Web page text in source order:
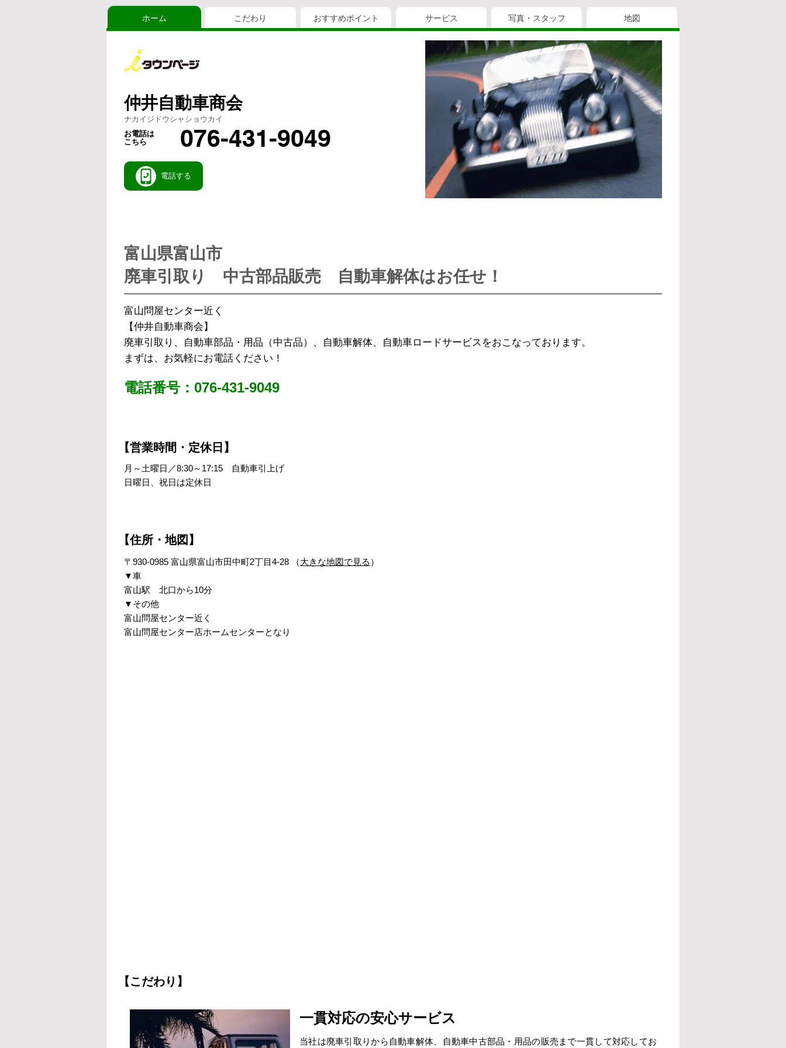
ホーム こだわり おすすめポイント サービス 写真・スタッフ 地図
仲井自動車商会
ナカイジドウシャショウカイ
お電話は
こちら
076-431-9049
電話する
富山県富山市
廃車引取り 中古部品販売 自動車解体はお任せ！
富山問屋センター近く
【仲井自動車商会】
廃車引取り、自動車部品・用品（中古品）、自動車解体、自動車ロードサービスをおこなっております。
まずは、お気軽にお電話ください！
電話番号：076-431-9049
【営業時間・定休日】
月～土曜日／8:30～17:15 自動車引上げ
日曜日、祝日は定休日
【住所・地図】
〒930-0985 富山県富山市田中町2丁目4-28 （大きな地図で見る ）
▼車
富山駅 北口から10分
▼その他
富山問屋センター近く
富山問屋センター店ホームセンターとなり
【こだわり】
一貫対応の安心サービス
当社は廃車引取りから自動車解体、自動車中古部品・用品の販売まで一貫して対応してお